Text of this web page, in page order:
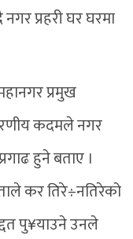
प्रहरी घर घरमा
प्रमुख
कदमले नगर
हुने बताए ।
कर तिरे÷नतिरेको
पु¥याउने उनले